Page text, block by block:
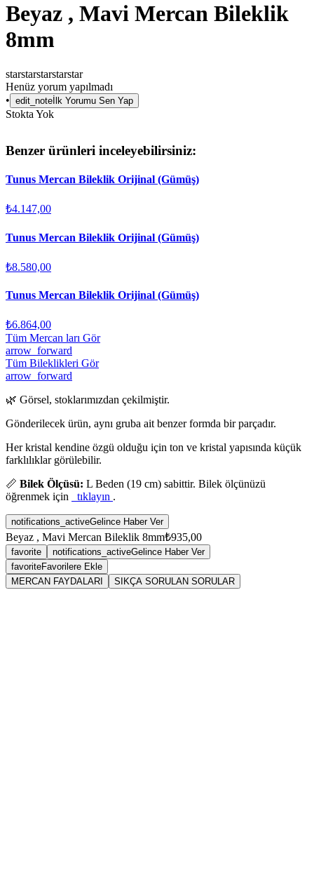
Beyaz , Mavi Mercan Bileklik
8mm
starstarstarstarstar
Henüz yorum yapılmadı
• edit_note İlk Yorumu Sen Yap
Stokta Yok
Benzer ürünleri inceleyebilirsiniz:
Tunus Mercan Bileklik Orijinal (Gümüş)
₺4.147,00
Tunus Mercan Bileklik Orijinal (Gümüş)
₺8.580,00
Tunus Mercan Bileklik Orijinal (Gümüş)
₺6.864,00
Tüm Mercan ları Gör
arrow_forward
Tüm Bileklikleri Gör
arrow_forward
🌿 Görsel, stoklarımızdan çekilmiştir.
Gönderilecek ürün, aynı gruba ait benzer formda bir parçadır.
Her kristal kendine özgü olduğu için ton ve kristal yapısında küçük
farklılıklar görülebilir.
📏 Bilek Ölçüsü: L Beden (19 cm) sabittir. Bilek ölçünüzü
öğrenmek için
tıklayın .
notifications_activeGelince Haber Ver
Beyaz , Mavi Mercan Bileklik 8mm₺935,00
favorite notifications_activeGelince Haber Ver
favoriteFavorilere Ekle
MERCAN FAYDALARI
SIKÇA SORULAN SORULAR